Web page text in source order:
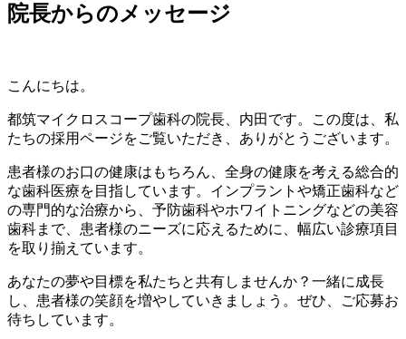
院長からのメッセージ
こんにちは。
都筑マイクロスコープ歯科の院長、内田です。この度は、私
たちの採用ページをご覧いただき、ありがとうございます。
患者様のお口の健康はもちろん、全身の健康を考える総合的
な歯科医療を目指しています。インプラントや矯正歯科など
の専門的な治療から、予防歯科やホワイトニングなどの美容
歯科まで、患者様のニーズに応えるために、幅広い診療項目
を取り揃えています。
あなたの夢や目標を私たちと共有しませんか？一緒に成長
し、患者様の笑顔を増やしていきましょう。ぜひ、ご応募お
待ちしています。